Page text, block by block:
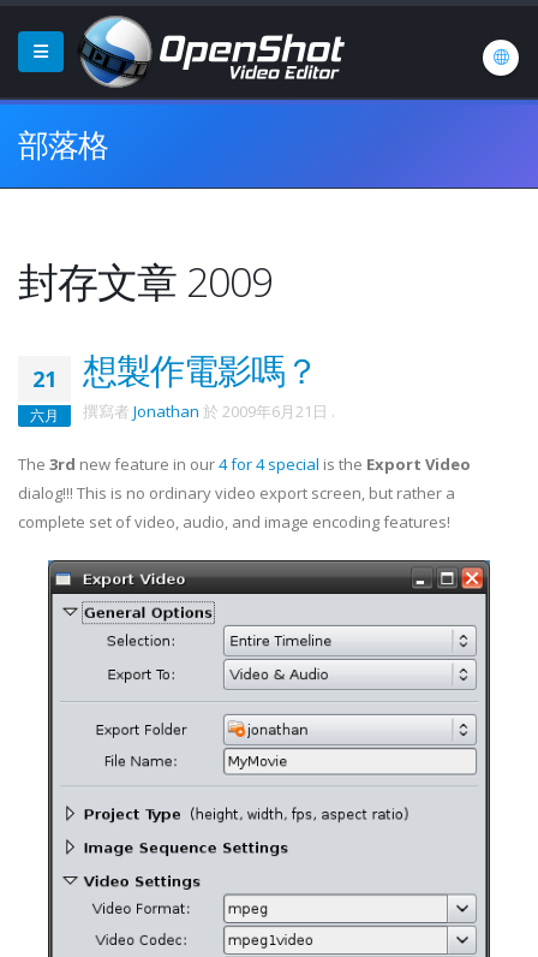
部落格
封存文章 2009
21
六月
想製作電影嗎？
撰寫者 Jonathan 於 2009年6月21日 .
The 3rd new feature in our4 for 4 special is the Export Video
dialog!!! This is no ordinary video export screen, but rather a
complete set of video, audio, and image encoding features!